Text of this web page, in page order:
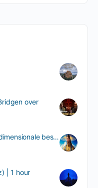
over
bes…
| 1 hour